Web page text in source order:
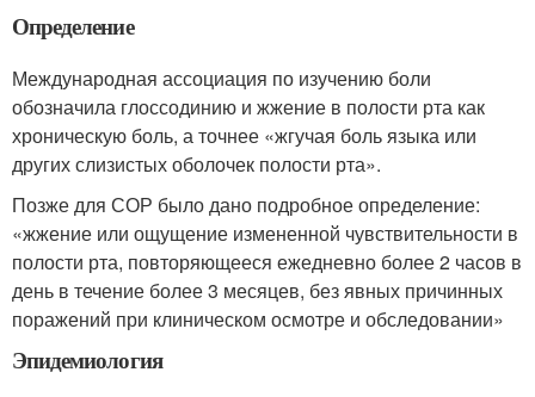
Определение
Международная ассоциация по изучению боли
обозначила глоссодинию и жжение в полости рта как
хроническую боль, а точнее «жгучая боль языка или
других слизистых оболочек полости рта».
Позже для СОР было дано подробное определение:
«жжение или ощущение измененной чувствительности в
полости рта, повторяющееся ежедневно более 2 часов в
день в течение более 3 месяцев, без явных причинных
поражений при клиническом осмотре и обследовании»
Эпидемиология